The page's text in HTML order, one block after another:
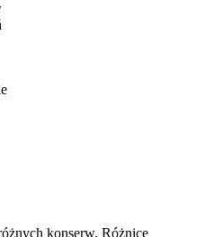
konserw. Różnice